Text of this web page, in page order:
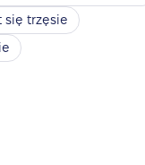
się trzęsie